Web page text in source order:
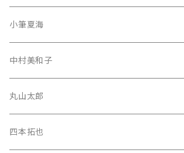
小筆夏海
中村美和子
丸山太郎
四本拓也